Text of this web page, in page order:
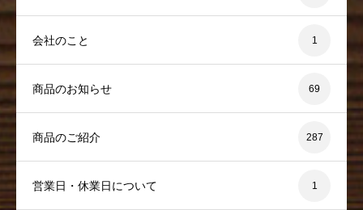
会社のこと 1
商品のお知らせ 69
商品のご紹介 287
営業日・休業日について 1